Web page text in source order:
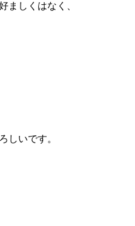
ましくはなく、
しいです。